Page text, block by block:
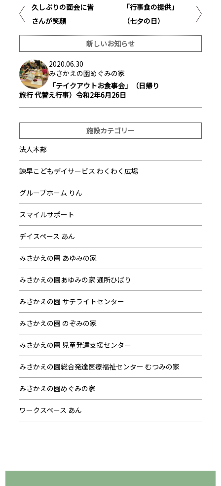
久しぶりの面会に皆
さんが笑顔
「行事食の提供」
（七夕の日）
新しいお知らせ
2020.06.30
みさかえの園めぐみの家
「テイクアウトお食事会」（日帰り
旅行 代替え行事）令和2年6月26日
施設カテゴリー
法人本部
諫早こどもデイサービス わくわく広場
グループホーム りん
スマイルサポート
デイスペース あん
みさかえの園 あゆみの家
みさかえの園あゆみの家 通所ひばり
みさかえの園 サテライトセンター
みさかえの園 のぞみの家
みさかえの園 児童発達支援センター
みさかえの園総合発達医療福祉センター むつみの家
みさかえの園めぐみの家
ワークスペース あん